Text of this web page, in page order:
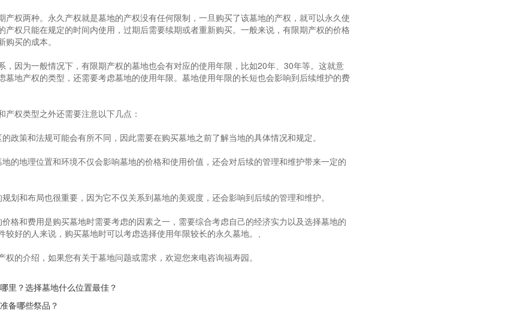
产权两种。永久产权就是墓地的产权没有任何限制，一旦购买了该墓地的产权，就可以永久使
产权只能在规定的时间内使用，过期后需要续期或者重新购买。一般来说，有限期产权的价格
买的成本。
，因为一般情况下，有限期产权的墓地也会有对应的使用年限，比如20年、30年等。这就意
墓地产权的类型，还需要考虑墓地的使用年限。墓地使用年限的长短也会影响到后续维护的费
权类型之外还需要注意以下几点：
政策和法规可能会有所不同，因此需要在购买墓地之前了解当地的具体情况和规定。
的地理位置和环境不仅会影响墓地的价格和使用价值，还会对后续的管理和维护带来一定的
划和布局也很重要，因为它不仅关系到墓地的美观度，还会影响到后续的管理和维护。
格和费用是购买墓地时需要考虑的因素之一，需要综合考虑自己的经济实力以及选择墓地的
好的人来说，购买墓地时可以考虑选择使用年限较长的永久墓地。、
的介绍，如果您有关于墓地问题或需求，欢迎您来电咨询福寿园。
里？选择墓地什么位置最佳？
备哪些祭品？